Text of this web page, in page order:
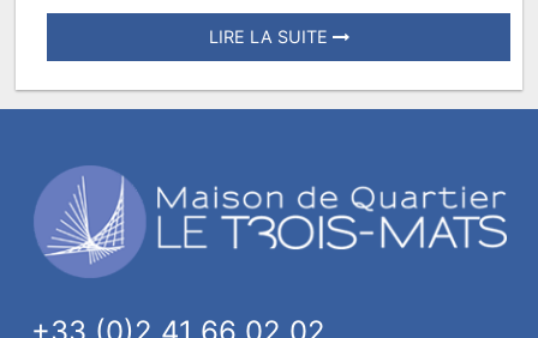
LIRE LA SUITE
Posté
décembre
2022
à
09:23.
par